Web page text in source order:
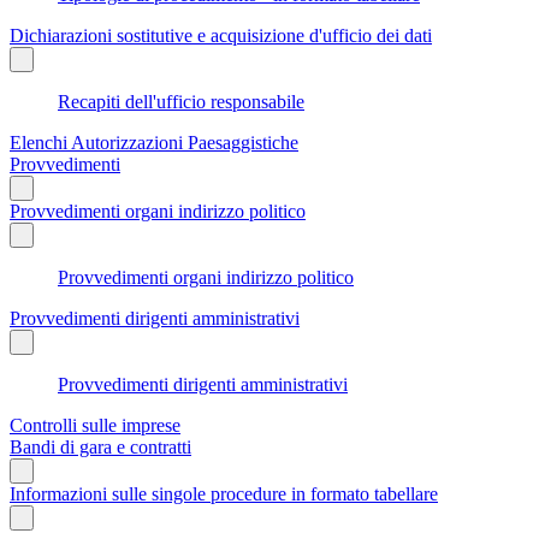
Dichiarazioni sostitutive e acquisizione d'ufficio dei dati
Recapiti dell'ufficio responsabile
Elenchi Autorizzazioni Paesaggistiche
Provvedimenti
Provvedimenti organi indirizzo politico
Provvedimenti organi indirizzo politico
Provvedimenti dirigenti amministrativi
Provvedimenti dirigenti amministrativi
Controlli sulle imprese
Bandi di gara e contratti
Informazioni sulle singole procedure in formato tabellare